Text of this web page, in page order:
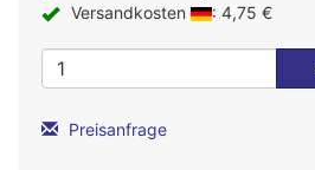
Versandkosten
: 4,75 €
Preisanfrage